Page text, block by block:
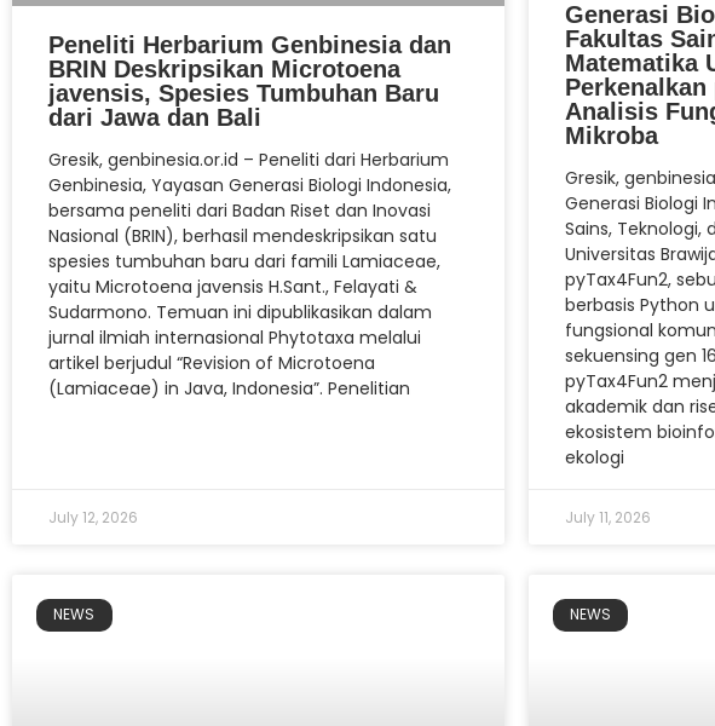
Peneliti Herbarium Genbinesia dan
BRIN Deskripsikan Microtoena
javensis, Spesies Tumbuhan Baru
dari Jawa dan Bali
Gresik, genbinesia.or.id – Peneliti dari Herbarium
Genbinesia, Yayasan Generasi Biologi Indonesia,
bersama peneliti dari Badan Riset dan Inovasi
Nasional (BRIN), berhasil mendeskripsikan satu
spesies tumbuhan baru dari famili Lamiaceae,
yaitu Microtoena javensis H.Sant., Felayati &
Sudarmono. Temuan ini dipublikasikan dalam
jurnal ilmiah internasional Phytotaxa melalui
artikel berjudul “Revision of Microtoena
(Lamiaceae) in Java, Indonesia”. Penelitian
July 12, 2026
Generasi
Fakultas
Matematika
Perkenalkan
Analisis
Mikroba
Gresik,
Generasi Biologi
Sains, Teknologi,
Universitas
pyTax4Fun2,
berbasis Python
fungsional
sekuensing gen
pyTax4Fun2
akademik dan
ekosistem
ekologi
July 11, 2026
NEWS NEWS